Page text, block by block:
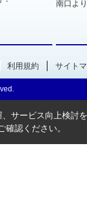
南口よ
利用規約 サイト
サービス向上検討
確認ください。